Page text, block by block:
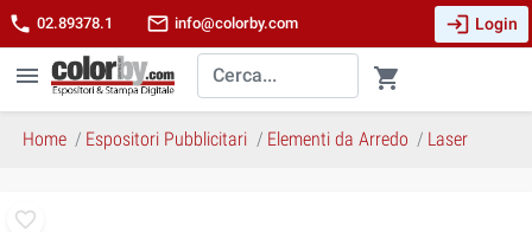
phone 02.89378.1 mail_outline info@colorby.com login Login
menu shopping_cart
Home Espositori Pubblicitari Elementi da Arredo Laser